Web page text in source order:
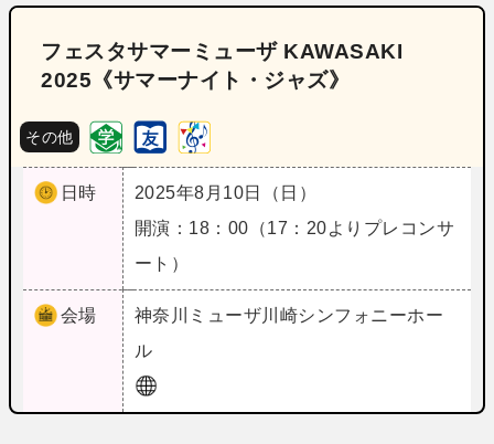
フェスタサマーミューザ KAWASAKI
2025《サマーナイト・ジャズ》
その他
日時
2025年8月10日（日）
開演：18：00（17：20よりプレコンサ
ート）
会場 神奈川
ミューザ川崎シンフォニーホー
ル